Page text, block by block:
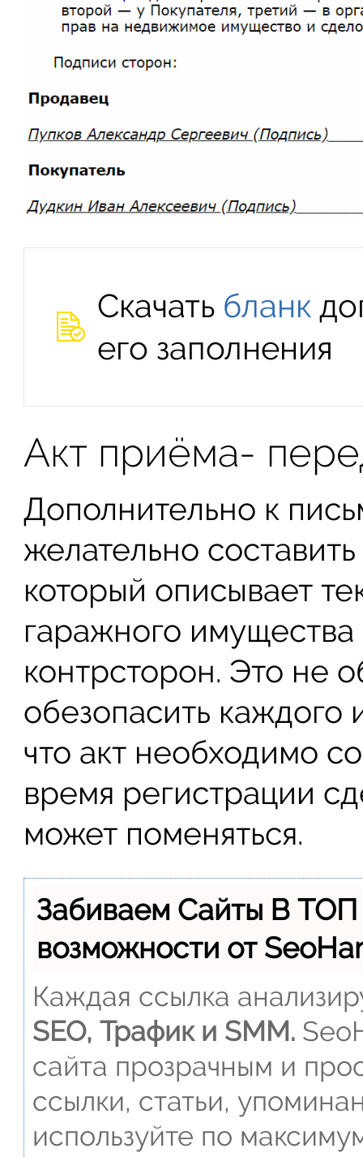
Скачать бланк
его заполнения
Акт приёма-
Дополнительно к
желательно
который описывает
гаражного имущества
контрсторон. Это не
обезопасить каждого
что акт необходимо
время регистрации
может поменяться.
Забиваем Сайты В
возможности от
Каждая ссылка
SEO, Трафик и SMM.
сайта прозрачным и
ссылки, статьи,
используйте по